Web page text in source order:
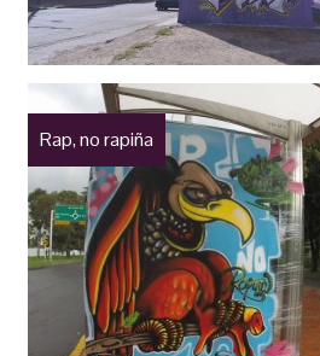
Rap, no rapiña